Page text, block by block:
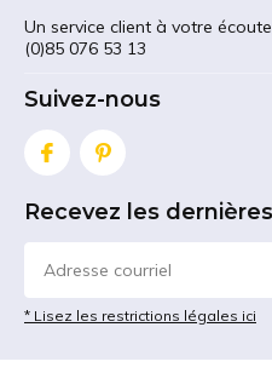
Un service client à votre
(0)85 076 53 13
Suivez-nous
Recevez les
* Lisez les restrictions légales ici